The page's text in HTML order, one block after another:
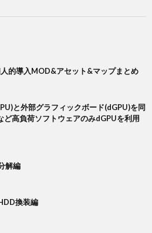
的導入MOD&アセット&マップまとめ
と外部グラフィックボード(dGPU)を同
ど高負荷ソフトウェアのみdGPUを利用
解編
換装編